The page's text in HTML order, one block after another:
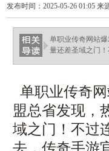
发布时间：2025-05-26 01:05 来
单职业传奇网站
量还差圣域之门
单职业传奇
盟总省发现，
域之门！不过